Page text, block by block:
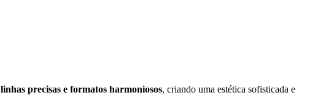
linhas precisas e formatos harmoniosos, criando uma estética sofisticada e